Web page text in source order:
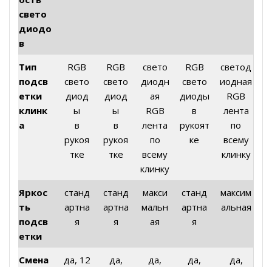
свето
диодо
в
Тип
подсв
етки
клинк
а
RGB
свето
диод
ы
в
рукоя
тке
RGB
свето
диод
ы
в
рукоя
тке
свето
диодн
ая
RGB
лента
по
всему
клинку
RGB
свето
диоды
в
рукоят
ке
светод
иодная
RGB
лента
по
всему
клинку
Яркос
ть
подсв
етки
станд
артна
я
станд
артна
я
макси
мальн
ая
станд
артна
я
максим
альная
Смена
да, 12
да,
да,
да,
да,